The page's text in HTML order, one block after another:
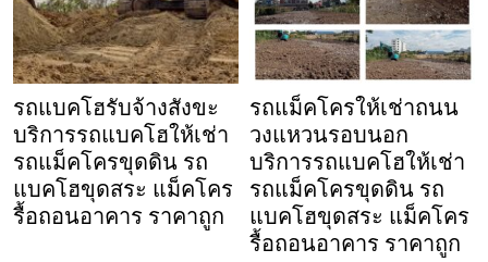
รถแบคโฮรับจ้างสังขะ
บริการรถแบคโฮให้เช่า
รถแม็คโครขุดดิน รถ
แบคโฮขุดสระ แม็คโคร
รื้อถอนอาคาร ราคาถูก
รถแม็คโครให้เช่าถนน
วงแหวนรอบนอก
บริการรถแบคโฮให้เช่า
รถแม็คโครขุดดิน รถ
แบคโฮขุดสระ แม็คโคร
รื้อถอนอาคาร ราคาถูก